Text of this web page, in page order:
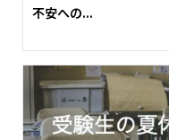
不安への...